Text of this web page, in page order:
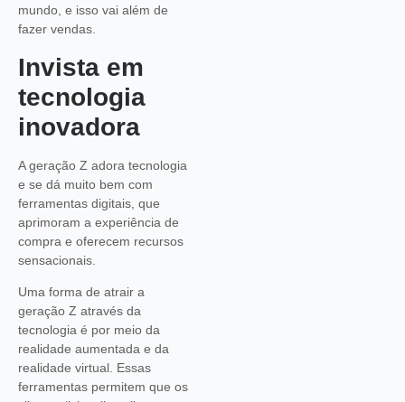
mundo, e isso vai além de
fazer vendas.
Invista em
tecnologia
inovadora
A geração Z adora tecnologia
e se dá muito bem com
ferramentas digitais, que
aprimoram a experiência de
compra e oferecem recursos
sensacionais.
Uma forma de atrair a
geração Z através da
tecnologia é por meio da
realidade aumentada e da
realidade virtual. Essas
ferramentas permitem que os